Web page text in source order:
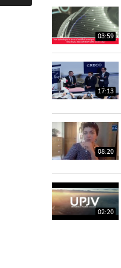
03:59
17:13
08:20
02:20